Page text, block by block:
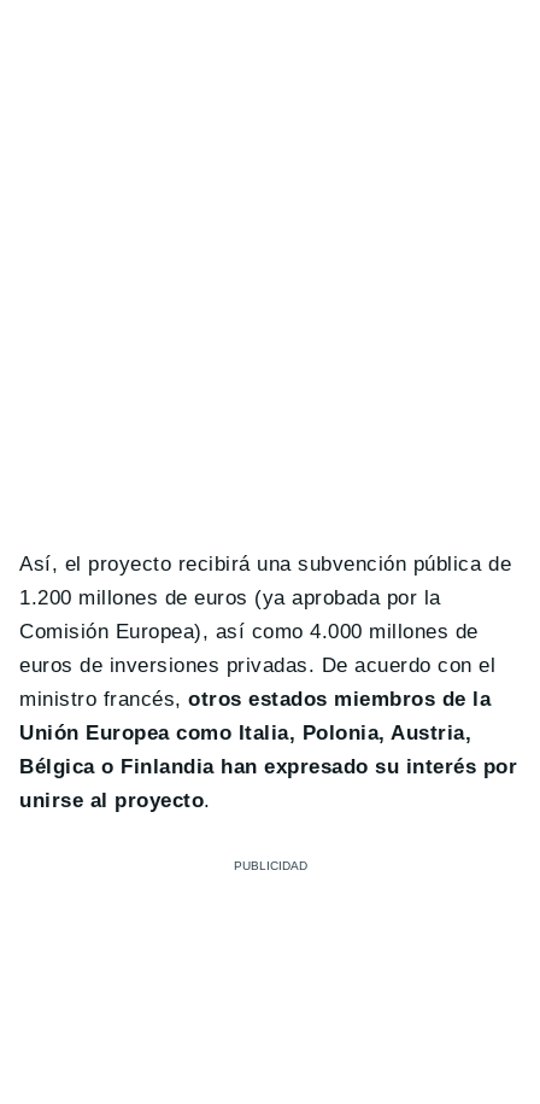
Así, el proyecto recibirá una subvención pública de
1.200 millones de euros (ya aprobada por la
Comisión Europea), así como 4.000 millones de
euros de inversiones privadas. De acuerdo con el
ministro francés,otros estados miembros de la
Unión Europea como Italia, Polonia, Austria,
Bélgica o Finlandia han expresado su interés por
unirse al proyecto.